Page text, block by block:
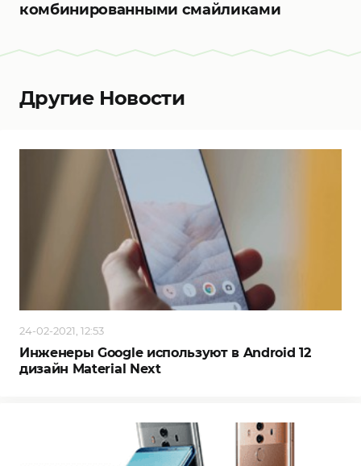
комбинированными смайликами
Другие Новости
24-02-2021, 12:53
Инженеры Google используют в Android 12
дизайн Material Next